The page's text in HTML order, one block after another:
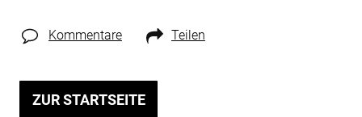
Kommentare Teilen
ZUR STARTSEITE